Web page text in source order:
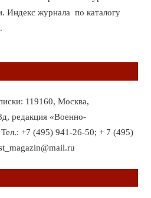
Индекс журнала по каталогу
119160, Москва,
редакция «Военно-
+7 (495) 941-26-50; + 7 (495)